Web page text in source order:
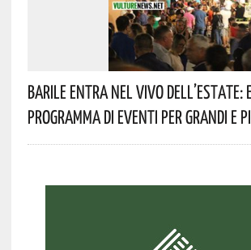
Barile Entra Nel Vivo Dell’estate:
Programma Di Eventi Per Grandi E